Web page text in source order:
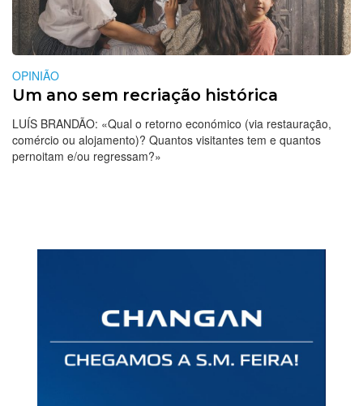
OPINIÃO
Um ano sem recriação histórica
LUÍS BRANDÃO: «Qual o retorno económico (via restauração,
comércio ou alojamento)? Quantos visitantes tem e quantos
pernoitam e/ou regressam?»